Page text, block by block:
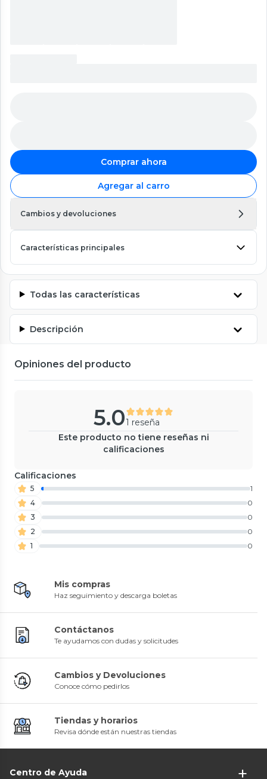
Comprar ahora
Agregar al carro
Cambios y devoluciones
Características principales
Todas las características
Descripción
Opiniones del producto
5.01 reseña
Este producto no tiene reseñas ni
calificaciones
Calificaciones
5
1
4
0
3
0
2
0
1
0
Mis compras
Haz seguimiento y descarga boletas
Contáctanos
Te ayudamos con dudas y solicitudes
Cambios y Devoluciones
Conoce cómo pedirlos
Tiendas y horarios
Revisa dónde están nuestras tiendas
Centro de Ayuda